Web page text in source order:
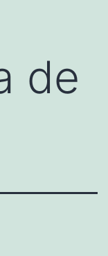
de